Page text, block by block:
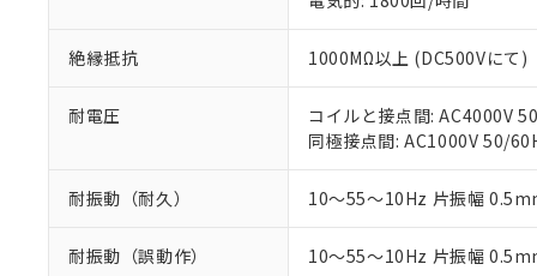
絶縁抵抗 1000MΩ以上 (DC500Vにて)
耐電圧
コイルと接点間: AC4000V
同極接点間: AC1000V 50/
耐振動（耐久） 10～55～10Hz 片振幅
耐振動（誤動作） 10～55～10Hz 片振幅
が、当社の
※当社の共同
いる法人を
下記の非含有証明
51物質の非含有証
※本証明書は発行
また、RoHS指令
混在することから
既に当社にて対応
り割愛しておりま
白